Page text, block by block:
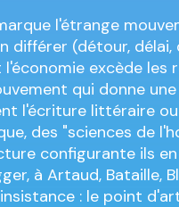
l'étrange
différer (détour, délai,
excède les
qui donne
l'écriture littéraire
des "sciences de
configurante ils
à Artaud, Bataille,
: le point